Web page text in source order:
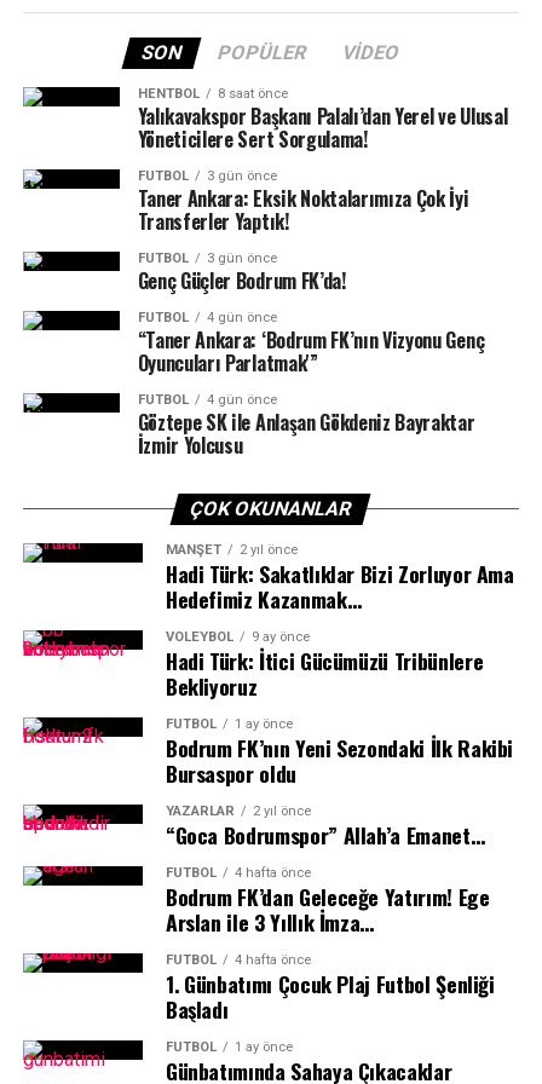
söyledi:
“Yaptığımız işe güvenen ve destek veren başta Bodrum
Kaymakamı Ali Sırmalı Bodrum Belediye Başkanı Tamer
Mandalinci, Gençlik ve Spor Bodrum Müdürü Oktay
Özsert ve sponsorlarımız olmak üzere bu gecenin
oluşmasında emeği geçenlere çok teşekkür ederim.
Öncelikle 2024-25 spor sezonunda 9-10 ay boyunca
süren mücadele sonrasında Dünya, Avrupa ve Türkiye’de
yapılan organizasyonlarda elde ettikleri başarıları tebrik
ediyorum. Bu yıl ikincisini düzenlediğiz ve yaklaşık 3 ay
süren bir hazırlık sürecinde gerçekleştirdiğimiz
az hata yapan ESA karşılaşmadan galip ayrılmayı bildi.
ESA’da Murat ve Yiğiter skorer performanslarıyla öne
çıkarken, takımın oyun kurucusu Mustafa Birgin ilk
periyotta yaşadığı sakatlık nedeniyle son üç çeyrekte
forma giyemedi.
Bodrum ekibi ESA, dördüncü maçında 1 Kasım Cuma
günü saat 17.00’de Bitez GSB Spor Salonu’nda Marmaris
Belediyespor’u konuk edecek.
Haber/Foto: Şener Bilgin
SON POPÜLER VIDEO
HENTBOL 8 saat önce
Yalıkavakspor Başkanı Palalı’dan Yerel ve Ulusal
Yöneticilere Sert Sorgulama!
FUTBOL 3 gün önce
Taner Ankara: Eksik Noktalarımıza Çok İyi
Transferler Yaptık!
FUTBOL 3 gün önce
Genç Güçler Bodrum FK’da!
FUTBOL 4 gün önce
“Taner Ankara: ‘Bodrum FK’nın Vizyonu Genç
Oyuncuları Parlatmak'”
FUTBOL 4 gün önce
Göztepe SK ile Anlaşan Gökdeniz Bayraktar
İzmir Yolcusu
ÇOK OKUNANLAR
MANŞET 2 yıl önce
Hadi Türk: Sakatlıklar Bizi Zorluyor Ama
Hedefimiz Kazanmak…
VOLEYBOL 9 ay önce
Hadi Türk: İtici Gücümüzü Tribünlere
Bekliyoruz
FUTBOL 1 ay önce
Bodrum FK’nın Yeni Sezondaki İlk Rakibi
Bursaspor oldu
YAZARLAR 2 yıl önce
“Goca Bodrumspor” Allah’a Emanet…
FUTBOL 4 hafta önce
Bodrum FK’dan Geleceğe Yatırım! Ege
Arslan ile 3 Yıllık İmza…
FUTBOL 4 hafta önce
1.⁠ ⁠Günbatımı Çocuk Plaj Futbol Şenliği
Başladı
FUTBOL 1 ay önce
Günbatımında Sahaya Çıkacaklar